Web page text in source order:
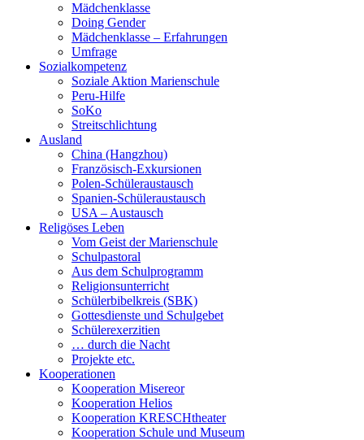
Mädchenklasse
Doing Gender
Mädchenklasse – Erfahrungen
Umfrage
Sozialkompetenz
Soziale Aktion Marienschule
Peru-Hilfe
SoKo
Streitschlichtung
Ausland
China (Hangzhou)
Französisch-Exkursionen
Polen-Schüleraustausch
Spanien-Schüleraustausch
USA – Austausch
Religöses Leben
Vom Geist der Marienschule
Schulpastoral
Aus dem Schulprogramm
Religionsunterricht
Schülerbibelkreis (SBK)
Gottesdienste und Schulgebet
Schülerexerzitien
… durch die Nacht
Projekte etc.
Kooperationen
Kooperation Misereor
Kooperation Helios
Kooperation KRESCHtheater
Kooperation Schule und Museum